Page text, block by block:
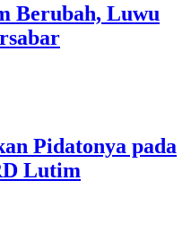
Berubah, Luwu
Pidatonya pada
Lutim